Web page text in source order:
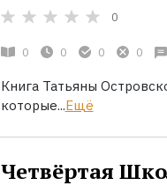
0
0 0 0 0
Книга Татьяны
которые...Ещё
Четвёртая